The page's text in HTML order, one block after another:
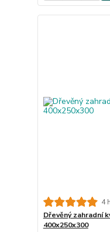
4
Dřevěný zahradní
400x250x300